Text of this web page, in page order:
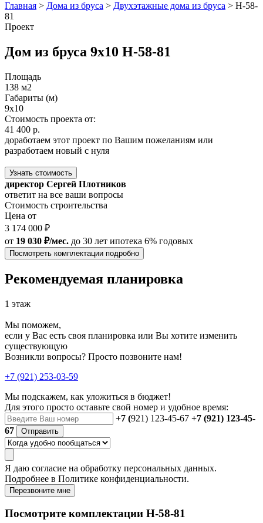
Главная > Дома из бруса > Двухэтажные дома из бруса > Н-58-
81
Проект
Дом из бруса 9x10 Н-58-81
Площадь
138 м2
Габариты (м)
9x10
Стоимость проекта от:
41 400 р.
доработаем этот проект по Вашим пожеланиям или
разработаем новый с нуля
Узнать стоимость
директор Сергей Плотников
ответит на все ваши вопросы
Стоимость строительства
Цена от
3 174 000 ₽
от 19 030 ₽/мес. до 30 лет ипотека 6% годовых
Посмотреть комплектации подробно
Рекомендуемая планировка
1 этаж
Мы поможем,
если у Вас есть своя планировка или Вы хотите изменить
существующую
Возникли вопросы? Просто позвоните нам!
+7 (921) 253-03-59
Мы подскажем, как уложиться в бюджет!
Для этого просто оставьте свой номер и удобное время:
+7 (921) 123-45-67 +7 (921) 123-45-
67
Отправить
Я даю согласие на обработку персональных данных.
Подробнее в Политике конфиденциальности.
Перезвоните мне
Посмотрите комплектации Н-58-81